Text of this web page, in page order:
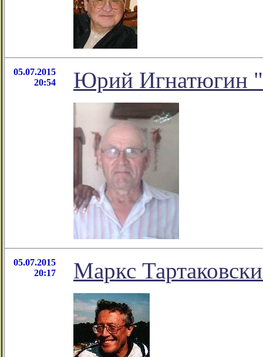
05.07.2015
20:54
Юрий Игнатюгин
05.07.2015
20:17
Маркс